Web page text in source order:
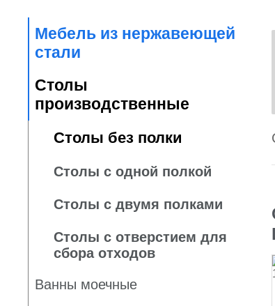
Мебель из нержавеющей
стали
Столы
производственные
Столы без полки
Столы с одной полкой
Столы с двумя полками
Столы с отверстием для
сбора отходов
Ванны моечные